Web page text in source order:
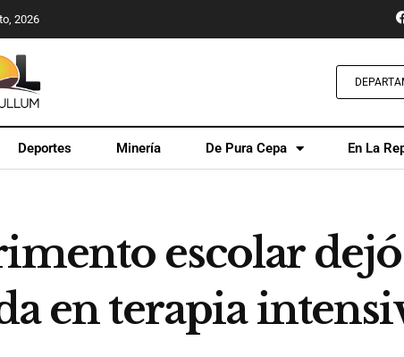
2026
Deportes Minería De Pura Cepa En La
escolar
en terapia